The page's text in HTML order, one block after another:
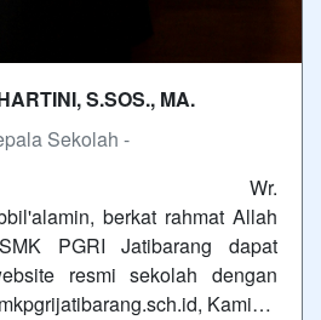
S.SOS., MA.
Sekolah -
Wr.
berkat rahmat Allah
PGRI Jatibarang dapat
resmi sekolah dengan
Kami…